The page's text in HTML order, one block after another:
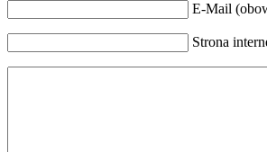
E-Mail
Strona